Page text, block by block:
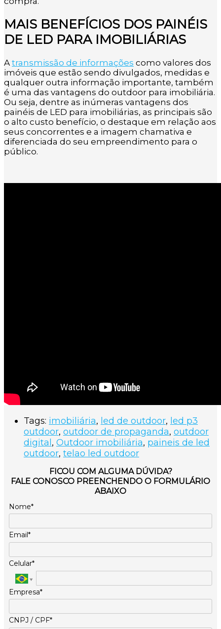
MAIS BENEFÍCIOS DOS PAINÉIS
DE LED PARA IMOBILIÁRIAS
A transmissão de informações como valores dos
imóveis que estão sendo divulgados, medidas e
qualquer outra informação importante, também
é uma das vantagens do outdoor para imobiliária.
Ou seja, dentre as inúmeras vantagens dos
painéis de LED para imobiliárias, as principais são
o alto custo benefício, o destaque em relação aos
seus concorrentes e a imagem chamativa e
diferenciada do seu empreendimento para o
público.
Tags: imobiliária, led de outdoor, led p3
outdoor, outdoor de propaganda, outdoor
digital, Outdoor imobiliária, paineis de led
outdoor, telao led outdoor
FICOU COM ALGUMA DÚVIDA?
FALE CONOSCO PREENCHENDO O FORMULÁRIO
ABAIXO
Nome*
Email*
Celular*
Empresa*
CNPJ / CPF*